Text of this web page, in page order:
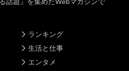
話題』を集めたWebマガジンで
ランキング
生活と仕事
エンタメ